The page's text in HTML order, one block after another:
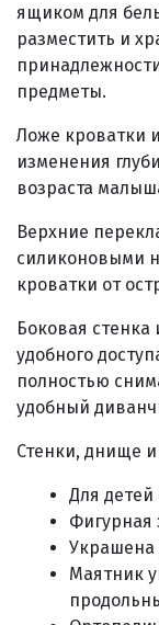
ящиком для
разместить и
предметы.
Ложе кроватки
изменения
возраста
Верхние
силиконовыми
кроватки от
Боковая
удобного
полностью
удобный
Стенки, днище
Для
Фигурная
Украшена
Маятник